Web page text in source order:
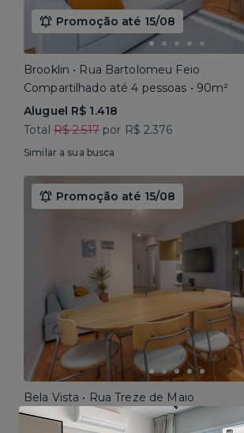
Promoção até 15/08
Brooklin • Rua Bartolomeu Feio
Compartilhado até 4 pessoas • 90m²
Aluguel R$ 1.418
Total R$ 2.517por R$ 2.376
Similar a sua busca
Promoção até 15/08
Bela Vista • Rua Treze de Maio
Compartilhado até 5 pessoas • 160m²